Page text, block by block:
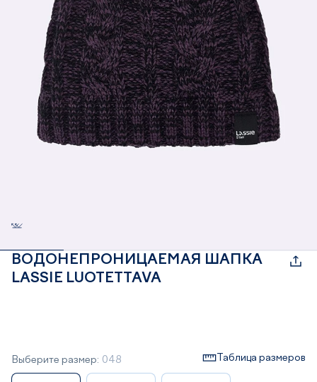
ВОДОНЕПРОНИЦАЕМАЯ ШАПКА
LASSIE LUOTETTAVA
Выберите размер: 048 Таблица размеров